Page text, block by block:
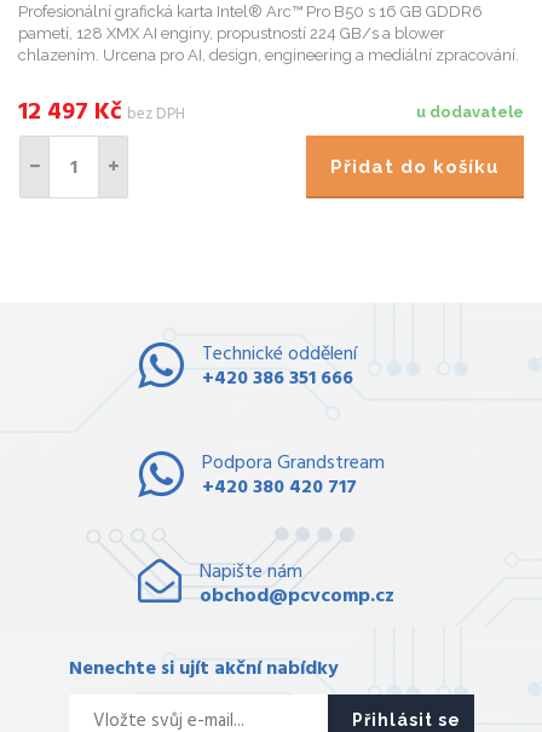
Profesionální grafická karta Intel® Arc™ Pro B50 s 16 GB GDDR6
pametí, 128 XMX AI enginy, propustností 224 GB/s a blower
chlazením. Urcena pro AI, design, engineering a mediální zpracování.
u dodavatele
12 497 Kč bez DPH
Přidat do košíku
Technické oddělení
+420 386 351 666
Podpora Grandstream
+420 380 420 717
Napište nám
obchod@pcvcomp.cz
Nenechte si ujít akční nabídky
Přihlásit se